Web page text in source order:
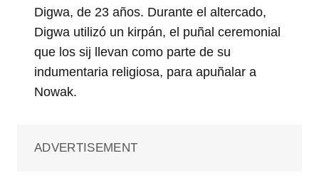
Digwa, de 23 años. Durante el altercado,
Digwa utilizó un kirpán, el puñal ceremonial
que los sij llevan como parte de su
indumentaria religiosa, para apuñalar a
Nowak.
ADVERTISEMENT